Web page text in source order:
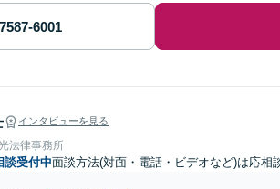
インタビューを見る
法律事務所
談受付中面談方法(対面・電話・ビデオなど)は応相